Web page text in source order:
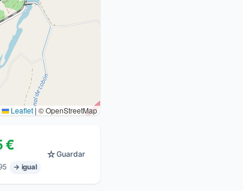
Leaflet| © OpenStreetMap
€
→ igual
☆Guardar